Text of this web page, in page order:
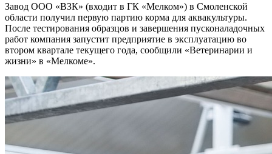
Завод ООО «ВЗК» (входит в ГК «Мелком») в Смоленской
области получил первую партию корма для аквакультуры.
После тестирования образцов и завершения пусконаладочных
работ компания запустит предприятие в эксплуатацию во
втором квартале текущего года, сообщили «Ветеринарии и
жизни» в «Мелкоме».